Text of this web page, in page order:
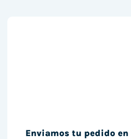
Enviamos tu pedido